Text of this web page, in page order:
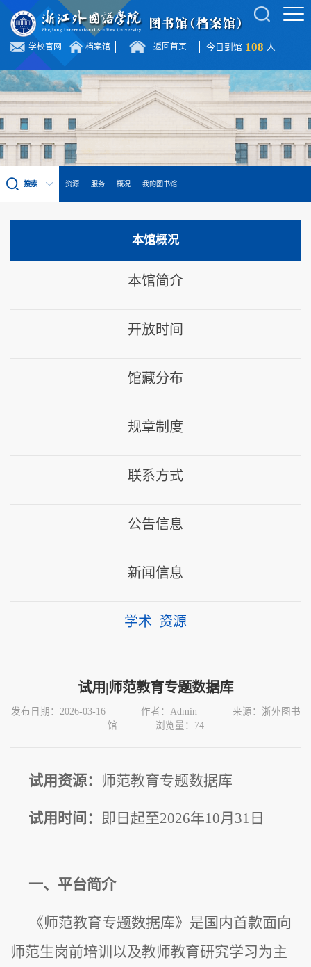
学校官网 档案馆 返回首页 今日到馆 108 人
搜索 资源 服务 概况 我的图书馆
本馆概况
本馆简介
开放时间
馆藏分布
规章制度
联系方式
公告信息
新闻信息
学术_资源
试用|师范教育专题数据库
发布日期：2026-03-16 作者：Admin
来源：浙外图书
馆
浏览量： 74
试用资源： 师范教育专题数据库
试用时间： 即日起至2026年10月31日
一、平台简介
《师范教育专题数据库》是国内首款面向
师范生岗前培训以及教师教育研究学习为主